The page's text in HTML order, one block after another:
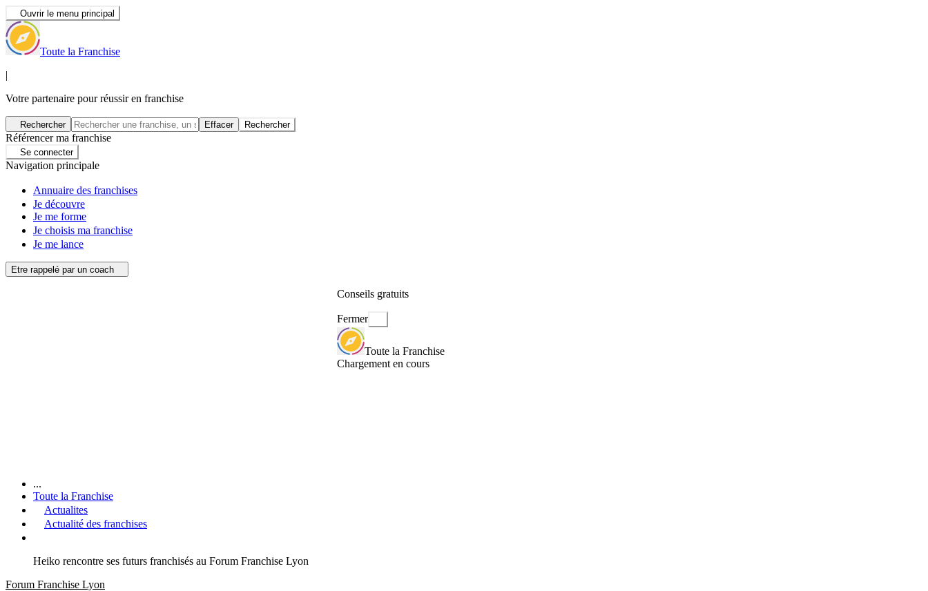
Ouvrir le menu principal
Toute la Franchise
|
Votre partenaire pour réussir en franchise
Rechercher Effacer Rechercher
Référencer ma franchise
Se connecter
Navigation principale
Annuaire des franchises
Je découvre
Je me forme
Je choisis ma franchise
Je me lance
Etre rappelé par un coach
Conseils gratuits
Fermer
Toute la Franchise
Chargement en cours
...
Toute la Franchise
Actualites
Actualité des franchises
Heiko rencontre ses futurs franchisés au Forum Franchise Lyon
Forum Franchise Lyon